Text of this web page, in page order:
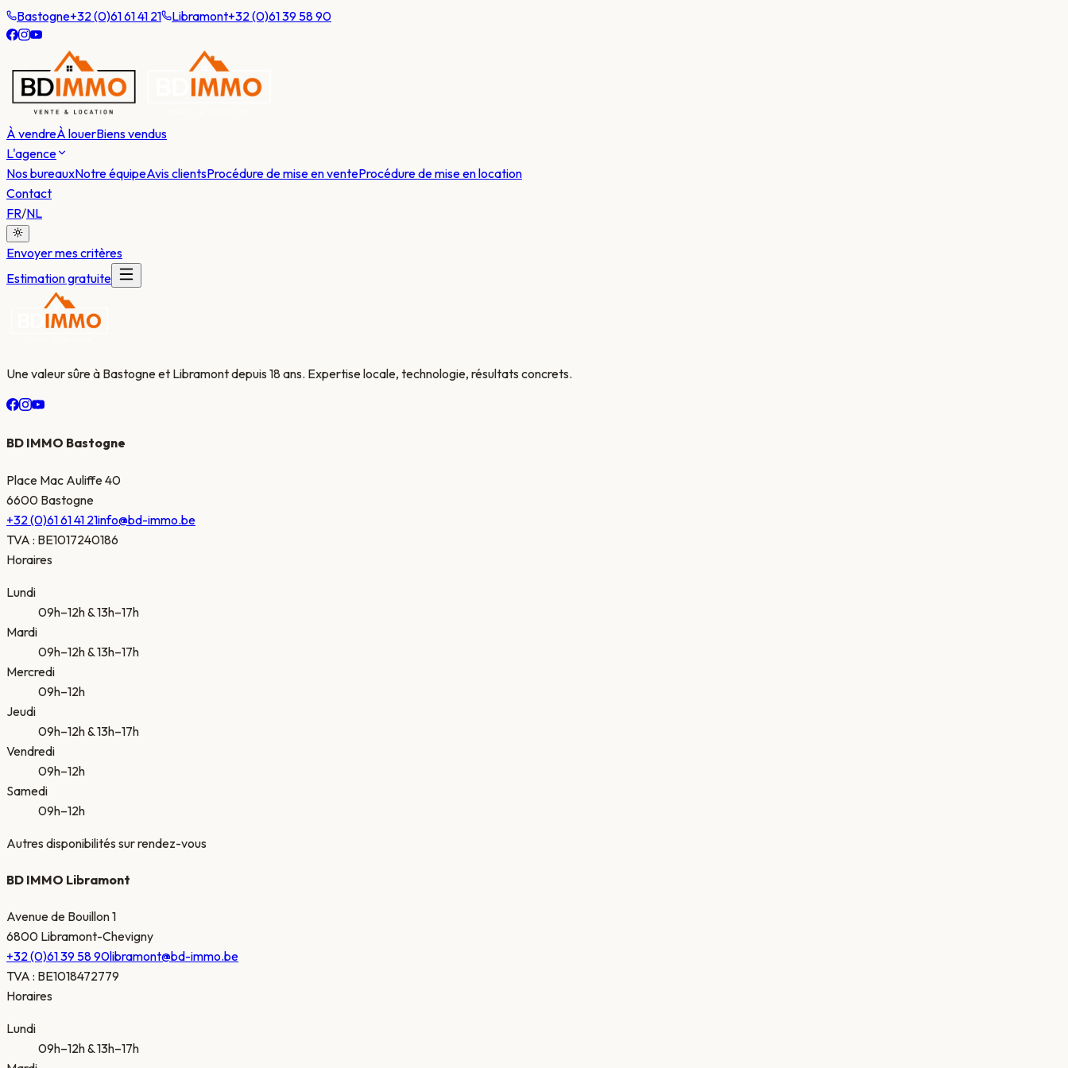
Bastogne+32 (0)61 61 41 21 Libramont+32 (0)61 39 58 90
À vendreÀ louerBiens vendus
L'agence
Nos bureauxNotre équipeAvis clientsProcédure de mise en venteProcédure de mise en location
Contact
FR/NL
Envoyer mes critères
Estimation gratuite
Une valeur sûre à Bastogne et Libramont depuis 18 ans. Expertise locale, technologie, résultats concrets.
BD IMMO Bastogne
Place Mac Auliffe 40
6600 Bastogne
+32 (0)61 61 41 21info@bd-immo.be
TVA : BE1017240186
Horaires
Lundi
09h–12h & 13h–17h
Mardi
09h–12h & 13h–17h
Mercredi
09h–12h
Jeudi
09h–12h & 13h–17h
Vendredi
09h–12h
Samedi
09h–12h
Autres disponibilités sur rendez-vous
BD IMMO Libramont
Avenue de Bouillon 1
6800 Libramont-Chevigny
+32 (0)61 39 58 90libramont@bd-immo.be
TVA : BE1018472779
Horaires
Lundi
09h–12h & 13h–17h